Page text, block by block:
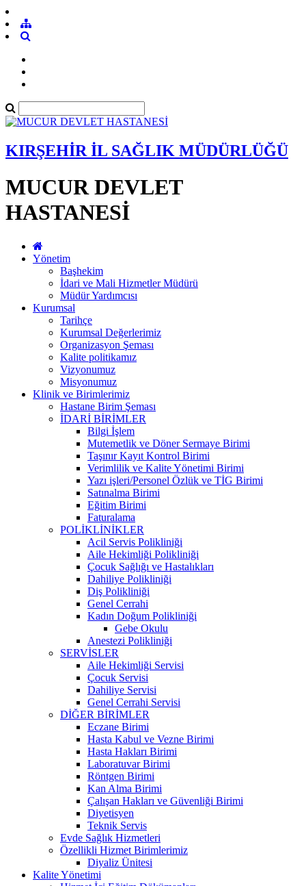
KIRŞEHİR İL SAĞLIK MÜDÜRLÜĞÜ
MUCUR DEVLET
HASTANESİ
Yönetim
Başhekim
İdari ve Mali Hizmetler Müdürü
Müdür Yardımcısı
Kurumsal
Tarihçe
Kurumsal Değerlerimiz
Organizasyon Şeması
Kalite politikamız
Vizyonumuz
Misyonumuz
Klinik ve Birimlerimiz
Hastane Birim Şeması
İDARİ BİRİMLER
Bilgi İşlem
Mutemetlik ve Döner Sermaye Birimi
Taşınır Kayıt Kontrol Birimi
Verimlilik ve Kalite Yönetimi Birimi
Yazı işleri/Personel Özlük ve TİG Birimi
Satınalma Birimi
Eğitim Birimi
Faturalama
POLİKLİNİKLER
Acil Servis Polikliniği
Aile Hekimliği Polikliniği
Çocuk Sağlığı ve Hastalıkları
Dahiliye Polikliniği
Diş Polikliniği
Genel Cerrahi
Kadın Doğum Polikliniği
Gebe Okulu
Anestezi Polikliniği
SERVİSLER
Aile Hekimliği Servisi
Çocuk Servisi
Dahiliye Servisi
Genel Cerrahi Servisi
DİĞER BİRİMLER
Eczane Birimi
Hasta Kabul ve Vezne Birimi
Hasta Hakları Birimi
Laboratuvar Birimi
Röntgen Birimi
Kan Alma Birimi
Çalışan Hakları ve Güvenliği Birimi
Diyetisyen
Teknik Servis
Evde Sağlık Hizmetleri
Özellikli Hizmet Birimlerimiz
Diyaliz Ünitesi
Kalite Yönetimi